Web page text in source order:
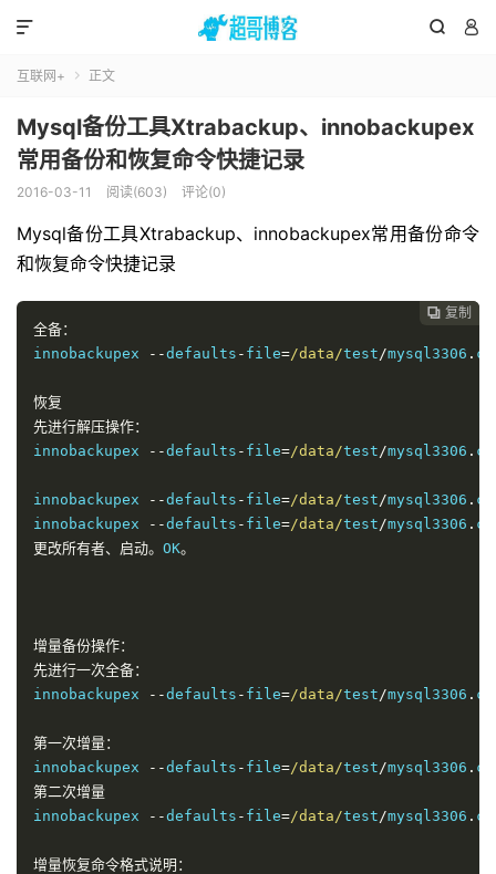
 

互联网+  正文
Mysql备份工具Xtrabackup、innobackupex
常用备份和恢复命令快捷记录
2016-03-11 阅读(603) 评论(0)
Mysql备份工具Xtrabackup、innobackupex常用备份命令
和恢复命令快捷记录
 复制
全备：
innobackupex
--defaults - file=/data/test/mysql3306 .
恢复
先进行解压操作：
innobackupex
--defaults - file=/data/test/mysql3306 .
innobackupex --defaults - file=/data/test/mysql3306 .
innobackupex
--defaults - file=/data/test/mysql3306 .
更改所有者、启动。 OK。
增量备份操作：
先进行一次全备：
innobackupex
--defaults - file=/data/test/mysql3306 .
第一次增量：
innobackupex
--defaults - file=/data/test/mysql3306 .
第二次增量
innobackupex
--defaults - file=/data/test/mysql3306 .
增量恢复命令格式说明：